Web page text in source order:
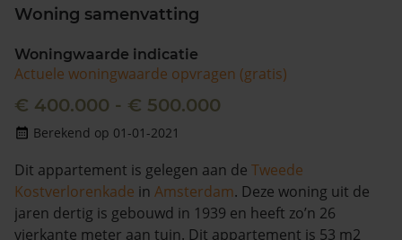
Woning samenvatting
Woningwaarde indicatie
Actuele woningwaarde opvragen (gratis)
€ 400.000 - € 500.000
Berekend op 01-01-2021
Dit appartement is gelegen aan de Tweede
Kostverlorenkade in Amsterdam. Deze woning uit de
jaren dertig is gebouwd in 1939 en heeft zo’n 26
vierkante meter aan tuin. Dit appartement is 53 m2